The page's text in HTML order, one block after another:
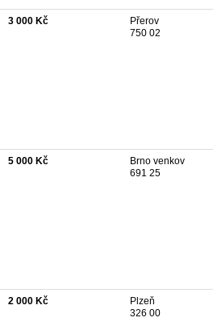
3 000 Kč
Přerov
750 02
5 000 Kč
Brno venkov
691 25
2 000 Kč
Plzeň
326 00